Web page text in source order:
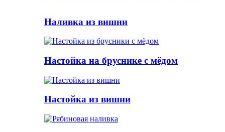
Наливка из вишни
Настойка на бруснике с мёдом
Настойка из вишни